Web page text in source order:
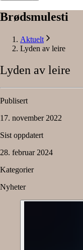
Brødsmulesti
Aktuelt
Lyden av leire
Lyden av leire
Publisert
17. november 2022
Sist oppdatert
28. februar 2024
Kategorier
Nyheter